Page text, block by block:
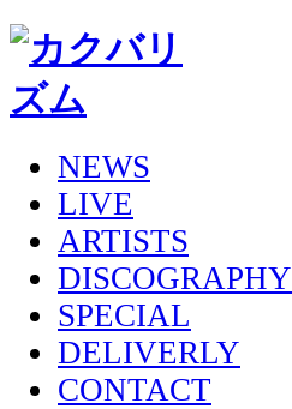
NEWS
LIVE
ARTISTS
DISCOGRAPHY
SPECIAL
DELIVERLY
CONTACT